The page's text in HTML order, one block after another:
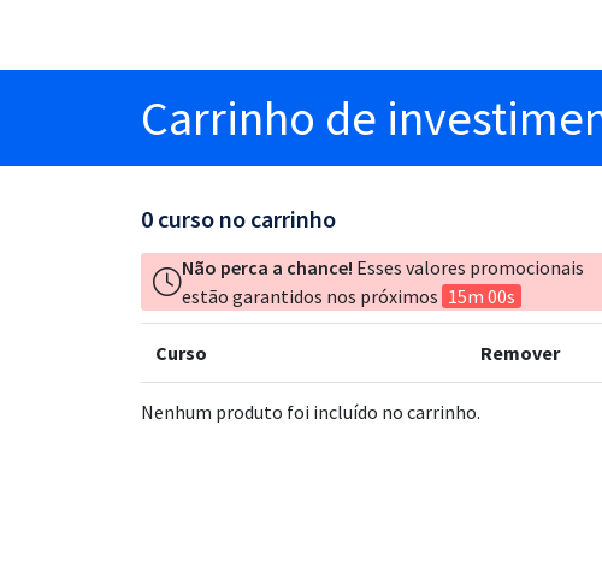
Carrinho de
0 curso no carrinho
Não perca a chance! Esses valores promocionais
estão garantidos nos próximos 15m 00s
Curso Remover
Nenhum produto foi incluído no carrinho.